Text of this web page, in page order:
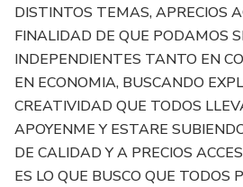
DISTINTOS TEMAS, APRECIOS
FINALIDAD DE QUE PODAMOS
INDEPENDIENTES TANTO EN
EN ECONOMIA, BUSCANDO
CREATIVIDAD QUE TODOS
APOYENME Y ESTARE
DE CALIDAD Y A PRECIOS
ES LO QUE BUSCO QUE TODOS